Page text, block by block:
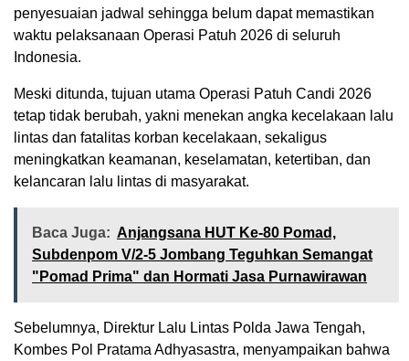
penyesuaian jadwal sehingga belum dapat memastikan
waktu pelaksanaan Operasi Patuh 2026 di seluruh
Indonesia.
Meski ditunda, tujuan utama Operasi Patuh Candi 2026
tetap tidak berubah, yakni menekan angka kecelakaan lalu
lintas dan fatalitas korban kecelakaan, sekaligus
meningkatkan keamanan, keselamatan, ketertiban, dan
kelancaran lalu lintas di masyarakat.
Baca Juga: Anjangsana HUT Ke-80 Pomad,
Subdenpom V/2-5 Jombang Teguhkan Semangat
"Pomad Prima" dan Hormati Jasa Purnawirawan
Sebelumnya, Direktur Lalu Lintas Polda Jawa Tengah,
Kombes Pol Pratama Adhyasastra, menyampaikan bahwa